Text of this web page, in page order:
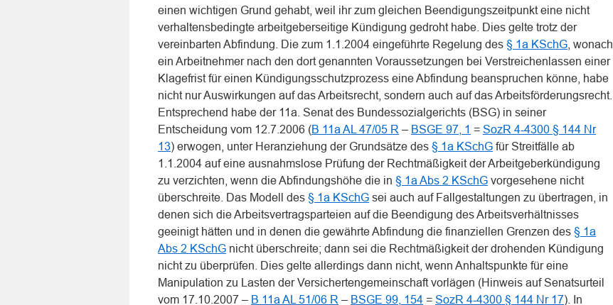
einen wichtigen Grund gehabt, weil ihr zum gleichen Beendigungszeitpunkt eine nicht
verhaltensbedingte arbeitgeberseitige Kündigung gedroht habe. Dies gelte trotz der
vereinbarten Abfindung. Die zum 1.1.2004 eingeführte Regelung des § 1a KSchG , wonach
ein Arbeitnehmer nach den dort genannten Voraussetzungen bei Verstreichenlassen einer
Klagefrist für einen Kündigungsschutzprozess eine Abfindung beanspruchen könne, habe
nicht nur Auswirkungen auf das Arbeitsrecht, sondern auch auf das Arbeitsförderungsrecht.
Entsprechend habe der 11a. Senat des Bundessozialgerichts (BSG) in seiner
Entscheidung vom 12.7.2006 (B 11a AL 47/05 R – BSGE 97, 1 = SozR 4-4300 § 144 Nr
13) erwogen, unter Heranziehung der Grundsätze des § 1a KSchG für Streitfälle ab
1.1.2004 auf eine ausnahmslose Prüfung der Rechtmäßigkeit der Arbeitgeberkündigung
zu verzichten, wenn die Abfindungshöhe die in § 1a Abs 2 KSchG vorgesehene nicht
überschreite. Das Modell des § 1a KSchG sei auch auf Fallgestaltungen zu übertragen, in
denen sich die Arbeitsvertragsparteien auf die Beendigung des Arbeitsverhältnisses
geeinigt hätten und in denen die gewährte Abfindung die finanziellen Grenzen des § 1a
Abs 2 KSchG nicht überschreite; dann sei die Rechtmäßigkeit der drohenden Kündigung
nicht zu überprüfen. Dies gelte allerdings dann nicht, wenn Anhaltspunkte für eine
Manipulation zu Lasten der Versichertengemeinschaft vorlägen (Hinweis auf Senatsurteil
vom 17.10.2007 – B 11a AL 51/06 R – BSGE 99, 154 = SozR 4-4300 § 144 Nr 17). In